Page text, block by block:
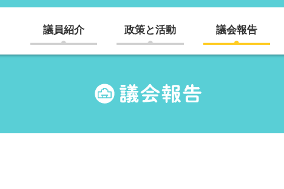
議員紹介 政策と活動 議会報告